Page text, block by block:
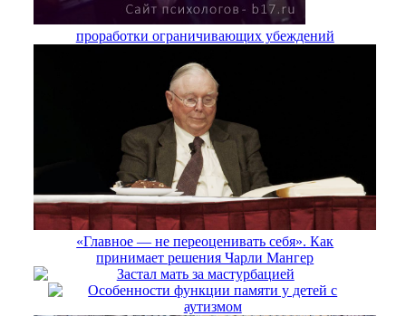
проработки ограничивающих убеждений
«Главное — не переоценивать себя». Как
принимает решения Чарли Мангер
Застал мать за мастурбацией
Особенности функции памяти у детей с
аутизмом